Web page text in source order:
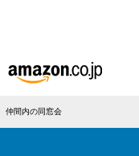
仲間内の同窓会